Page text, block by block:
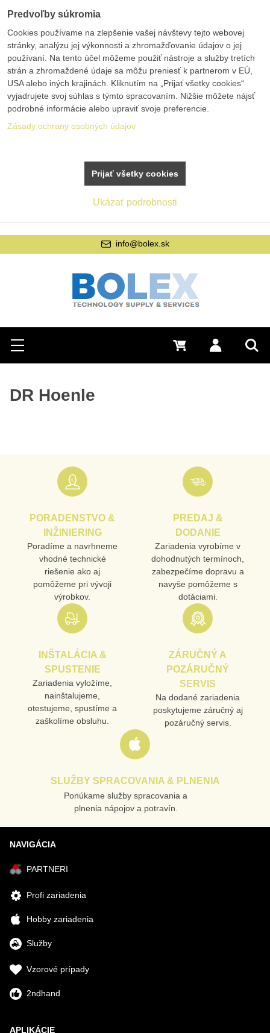
Hľadať
Menu Prihlásiť sa
0 €
info@bolex.sk
DR Hoenle
PORADENSTVO &
INŽINIERING
Poradíme a navrhneme
vhodné technické
riešenie ako aj
pomôžeme pri vývoji
výrobkov.
PREDAJ &
DODANIE
Zariadenia vyrobíme v
dohodnutých termínoch,
zabezpečíme dopravu a
navyše pomôžeme s
dotáciami.
INŠTALÁCIA &
SPUSTENIE
Zariadenia vyložíme,
nainštalujeme,
otestujeme, spustíme a
zaškolíme obsluhu.
ZÁRUČNÝ A
POZÁRUČNÝ
SERVIS
Na dodané zariadenia
poskytujeme záručný aj
pozáručný servis.
SLUŽBY SPRACOVANIA & PLNENIA
Ponúkame služby spracovania a
plnenia nápojov a potravín.
NAVIGÁCIA
PARTNERI
Profi zariadenia
Hobby zariadenia
Služby
Vzorové prípady
2ndhand
APLIKÁCIE
Predvoľby súkromia
Cookies používame na zlepšenie vašej návštevy tejto webovej
stránky, analýzu jej výkonnosti a zhromažďovanie údajov o jej
používaní. Na tento účel môžeme použiť nástroje a služby tretích
strán a zhromaždené údaje sa môžu preniesť k partnerom v EÚ,
USA alebo iných krajinách. Kliknutím na „Prijať všetky cookies“
vyjadrujete svoj súhlas s týmto spracovaním. Nižšie môžete nájsť
podrobné informácie alebo upraviť svoje preferencie.
Zásady ochrany osobných údajov
Ukázať podrobnosti
Prijať všetky cookies